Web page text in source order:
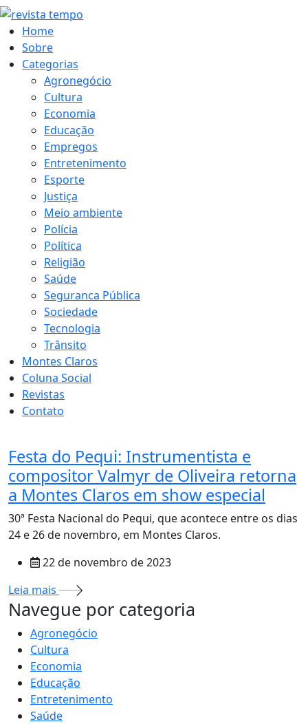
Home
Sobre
Categorias
Agronegócio
Cultura
Economia
Educação
Empregos
Entretenimento
Esporte
Justiça
Meio ambiente
Polícia
Política
Religião
Saúde
Seguranca Pública
Sociedade
Tecnologia
Trânsito
Montes Claros
Coluna Social
Revistas
Contato
Festa do Pequi: Instrumentista e
compositor Valmyr de Oliveira retorna
a Montes Claros em show especial
30ª Festa Nacional do Pequi, que acontece entre os dias
24 e 26 de novembro, em Montes Claros.
22 de novembro de 2023
Leia mais
MAIS VISTOS
Navegue por categoria
Agronegócio
Cultura
Economia
Educação
Entretenimento
Saúde